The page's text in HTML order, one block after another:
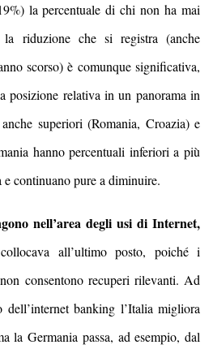
%) la percentuale di chi non ha mai
la riduzione che si registra (anche
scorso) è comunque significativa,
posizione relativa in un panorama in
superiori (Romania, Croazia) e
hanno percentuali inferioria più
e continuano pure a diminuire.
nell’area degli usi di Internet,
all’ultimo posto, poiché i
consentono recuperi rilevanti. Ad
dell’internet banking l’Italia migliora
la Germania passa, ad esempio, dal